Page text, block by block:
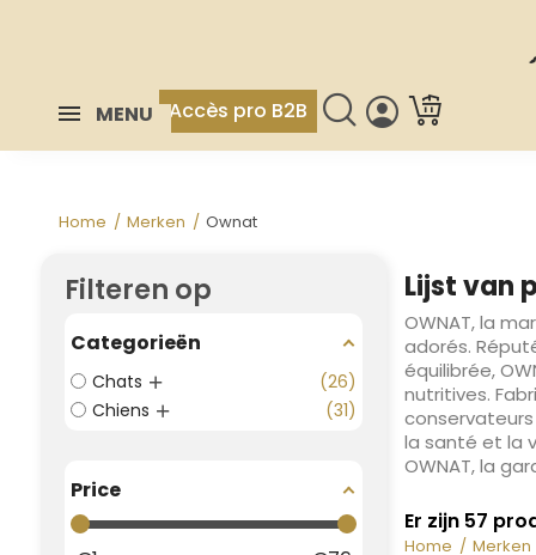
MENU Accès pro B2B
Home Merken Ownat
Filteren op
Categorieën
Chats
26
Chiens
31
Price
Lijst van
OWNAT, la
adorés.
équilibrée,
nutritives.
la santé et la
OWNAT, la
Er zijn 57
Home Merken